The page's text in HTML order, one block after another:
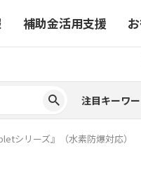
事業から探す
ピックアップ製品
補助金活用支援
補助金ヘルプデスク
4コマ漫画でわかる
注目キーワ
事業から探す
補助金ヘルプデスク
4コマ漫画でわかる
注目キーワ
シリーズ』（水素防爆対応）